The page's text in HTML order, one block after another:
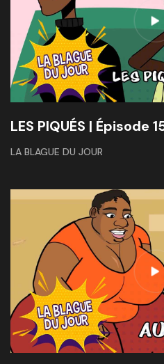
LES PIQUÉS | Épisode
LA BLAGUE DU JOUR